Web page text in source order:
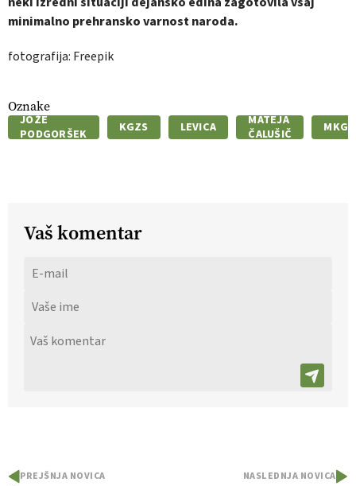
minimalno prehransko varnost naroda.
fotografija: Freepik
Oznake
JOŽE
PODGORŠEK
KGZS LEVICA
MATEJA
ČALUŠIČ
MKGP
Vaš komentar
PREJŠNJA NOVICA NASLEDNJA NOVICA